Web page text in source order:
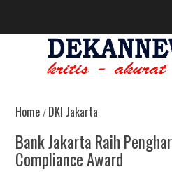
Home/DKI Jakarta
Bank Jakarta Raih
Compliance Award